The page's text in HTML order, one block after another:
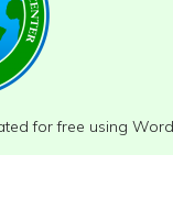
for free using